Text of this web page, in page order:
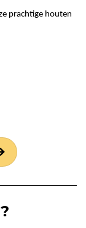
prachtige houten